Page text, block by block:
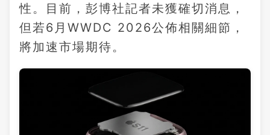
性。目前，彭博社記者未獲確切消息，
但若6月WWDC 2026公佈相關細節，
將加速市場期待。